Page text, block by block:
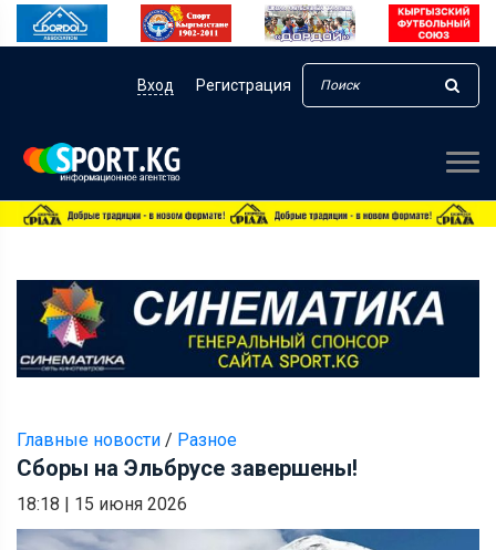
Вход Регистрация
Главные новости / Разное
Сборы на Эльбрусе завершены!
18:18 | 15 июня 2026